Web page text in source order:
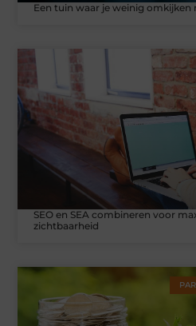
Een tuin waar je weinig omkijken
SEO en SEA combineren voor
zichtbaarheid